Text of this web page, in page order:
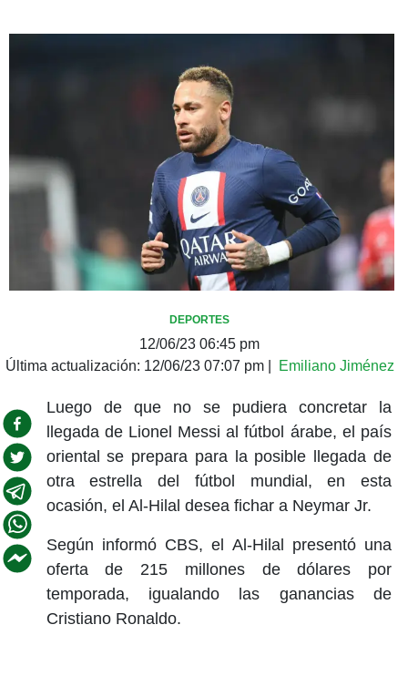
DEPORTES
12/06/23 06:45 pm
Última actualización: 12/06/23 07:07 pm| Emiliano Jiménez
Luego de que no se pudiera concretar la
llegada de Lionel Messi al fútbol árabe, el país
oriental se prepara para la posible llegada de
otra estrella del fútbol mundial, en esta
ocasión, el Al-Hilal desea fichar a Neymar Jr.
Según informó CBS, el Al-Hilal presentó una
oferta de 215 millones de dólares por
temporada, igualando las ganancias de
Cristiano Ronaldo.